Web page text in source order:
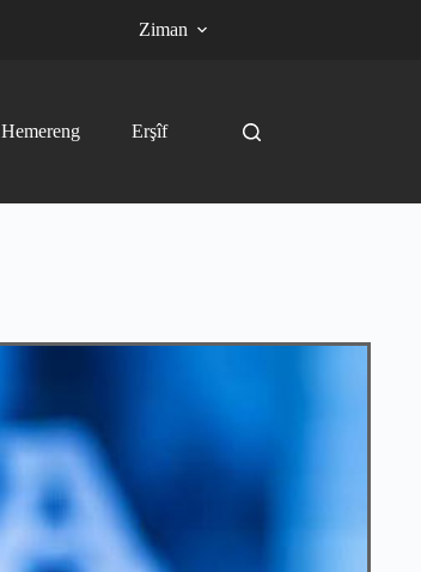
Ziman
Hemereng Erşîf